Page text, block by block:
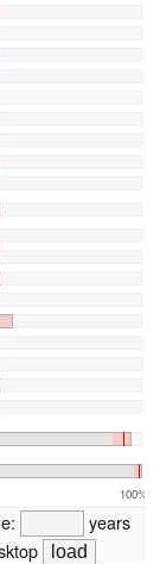
100%
years